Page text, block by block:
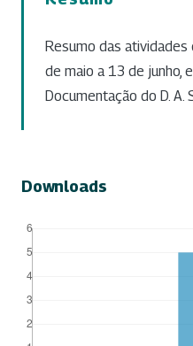
Resumo das
de maio a 13 de junho,
Documentação do D. A.
Downloads